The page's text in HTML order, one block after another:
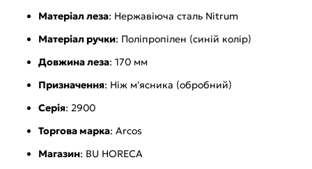
Матеріал леза: Нержавіюча сталь Nitrum
Матеріал ручки: Поліпропілен (синій колір)
Довжина леза: 170 мм
Призначення: Ніж м'ясника (обробний)
Серія: 2900
Торгова марка: Arcos
Магазин: BU HORECA